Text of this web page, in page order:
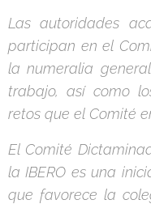
Las autoridades
participan en el
la numeralia
trabajo, así como
retos que el Comité
El Comité
la IBERO es una
que favorece la